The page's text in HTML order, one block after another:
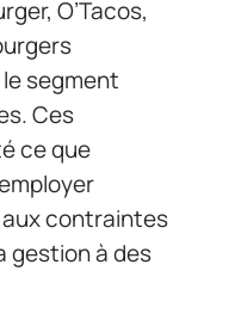
O’Tacos,
segment
Ces
ce que
aux contraintes
gestion à des